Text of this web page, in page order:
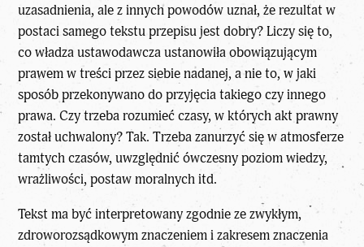
uzasadnienia, ale z innych powodów uznał, że rezultat w
postaci samego tekstu przepisu jest dobry? Liczy się to,
co władza ustawodawcza ustanowiła obowiązującym
prawem w treści przez siebie nadanej, a nie to, w jaki
sposób przekonywano do przyjęcia takiego czy innego
prawa. Czy trzeba rozumieć czasy, w których akt prawny
został uchwalony? Tak. Trzeba zanurzyć się w atmosferze
tamtych czasów, uwzględnić ówczesny poziom wiedzy,
wrażliwości, postaw moralnych itd.
Tekst ma być interpretowany zgodnie ze zwykłym,
zdroworozsądkowym znaczeniem i zakresem znaczenia